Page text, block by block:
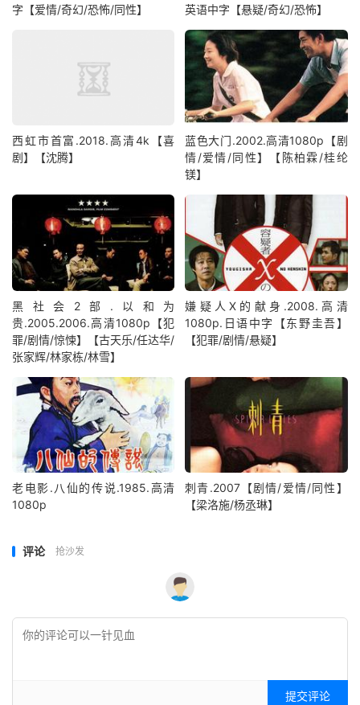
字【爱情/奇幻/恐怖/同性】
英语中字【悬疑/奇幻/恐怖】
西虹市首富.2018.高清4k【喜
剧】【沈腾】
蓝色大门.2002.高清1080p【剧
情/爱情/同性】【陈柏霖/桂纶
镁】
黑社会2部.以和为
贵.2005.2006.高清1080p【犯
罪/剧情/惊悚】【古天乐/任达华/
张家辉/林家栋/林雪】
嫌疑人X的献身.2008.高清
1080p.日语中字【东野圭吾】
【犯罪/剧情/悬疑】
老电影.八仙的传说.1985.高清
1080p
刺青.2007【剧情/爱情/同性】
【梁洛施/杨丞琳】
评论 抢沙发
提交评论